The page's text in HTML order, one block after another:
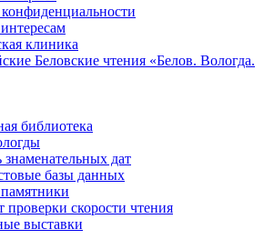
клиника
Беловские чтения «Белов. Вологда.
библиотека
знаменательных дат
базы данных
проверки скорости чтения
выставки